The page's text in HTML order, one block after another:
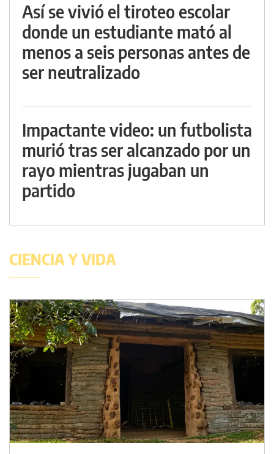
Así se vivió el tiroteo escolar
donde un estudiante mató al
menos a seis personas antes de
ser neutralizado
Impactante video: un futbolista
murió tras ser alcanzado por un
rayo mientras jugaban un
partido
CIENCIA Y VIDA